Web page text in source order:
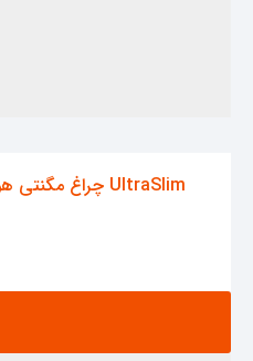
چراغ مگنتی هوشمند اسپات لنزدار متحرک 8 وات UltraSlim